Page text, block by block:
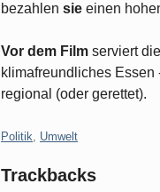
bezahlen sie einen
Vor dem Film serviert
klimafreundliches Essen
regional (oder gerettet).
Kategorien:
Politik, Umwelt
Trackbacks